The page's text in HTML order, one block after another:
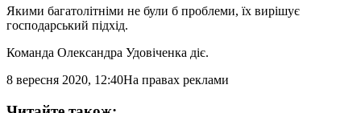
Якими багатолітніми не були б проблеми, їх вирішує
господарський підхід.
Команда Олександра Удовіченка діє.
8 вересня 2020, 12:40На правах реклами